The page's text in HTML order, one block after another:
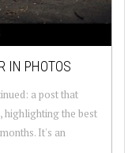
IN PHOTOS
a post that
highlighting the best
It's an